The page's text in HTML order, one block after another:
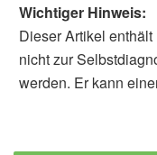
Wichtiger Hinweis:
Dieser Artikel
nicht zur
werden. Er kann